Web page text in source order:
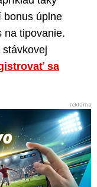
bonus úplne
na tipovanie.
sa